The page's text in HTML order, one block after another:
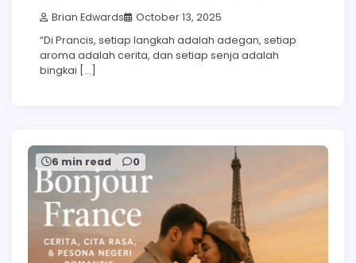
Brian Edwards October 13, 2025
“Di Prancis, setiap langkah adalah adegan, setiap
aroma adalah cerita, dan setiap senja adalah
bingkai […]
6 min read 0